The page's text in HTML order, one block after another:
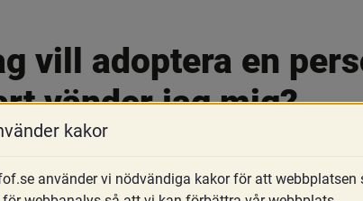
vill adoptera en
vänder jag mig?
kakor
använder vi nödvändiga kakor för att